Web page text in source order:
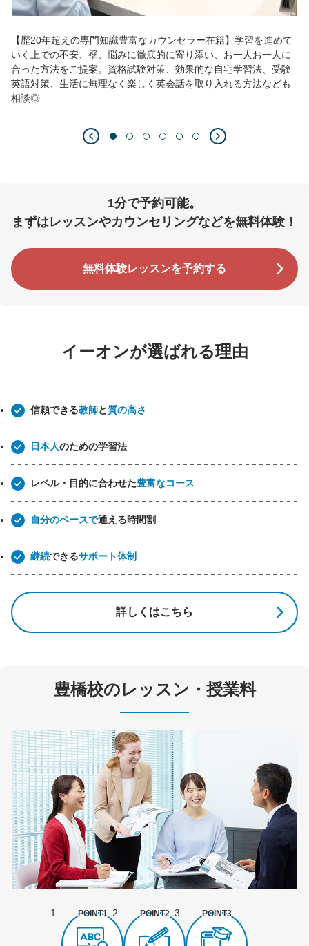
【歴20年超えの専門知識豊富なカウンセラー在籍】学習を進めて
いく上での不安、壁、悩みに徹底的に寄り添い、お一人お一人に
合った方法をご提案。資格試験対策、効果的な自宅学習法、受験
英語対策、生活に無理なく楽しく英会話を取り入れる方法なども
相談◎
1分で予約可能。
まずはレッスンやカウンセリングなどを無料体験！
無料体験レッスンを予約する
イーオンが選ばれる理由
信頼できる教師と質の高さ
日本人のための学習法
レベル・目的に合わせた豊富なコース
自分のペースで通える時間割
継続できるサポート体制
詳しくはこちら
豊橋校のレッスン・授業料
POINT1 POINT2 POINT3